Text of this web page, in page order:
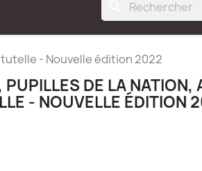
- Nouvelle édition 2022
PUPILLES DE LA NATION,
- NOUVELLE ÉDITION